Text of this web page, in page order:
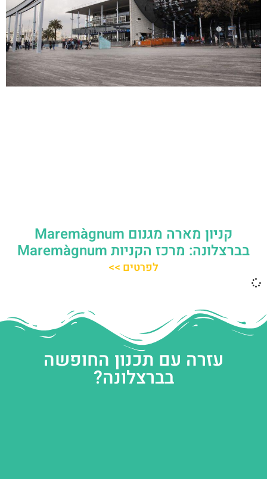
קניון מארה מגנום Maremàgnum
בברצלונה: מרכז הקניות Maremàgnum
לפרטים >>
עזרה עם תכנון החופשה
בברצלונה?